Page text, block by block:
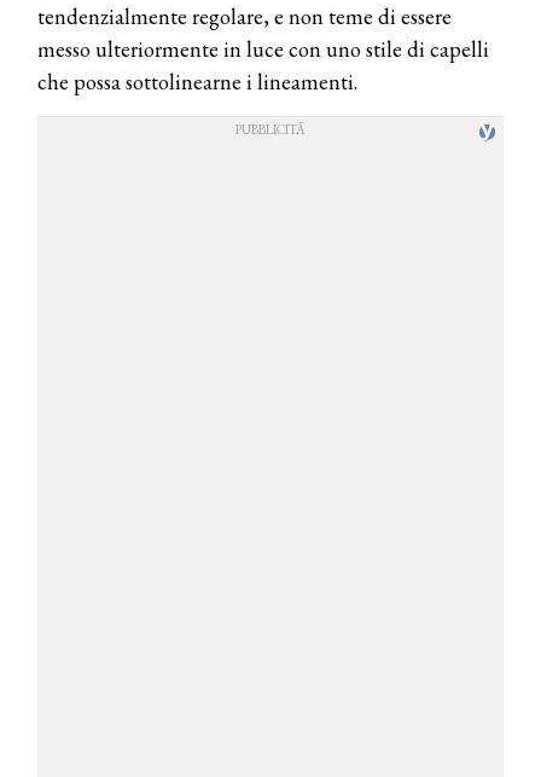
tendenzialmente regolare, e non teme di essere
messo ulteriormente in luce con uno stile di capelli
che possa sottolinearne i lineamenti.